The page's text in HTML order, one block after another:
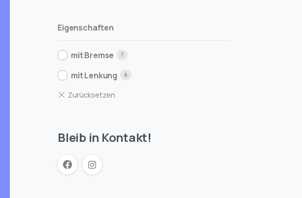
Eigenschaften
mit Bremse 7
mit Lenkung 6
Bleib in Kontakt!